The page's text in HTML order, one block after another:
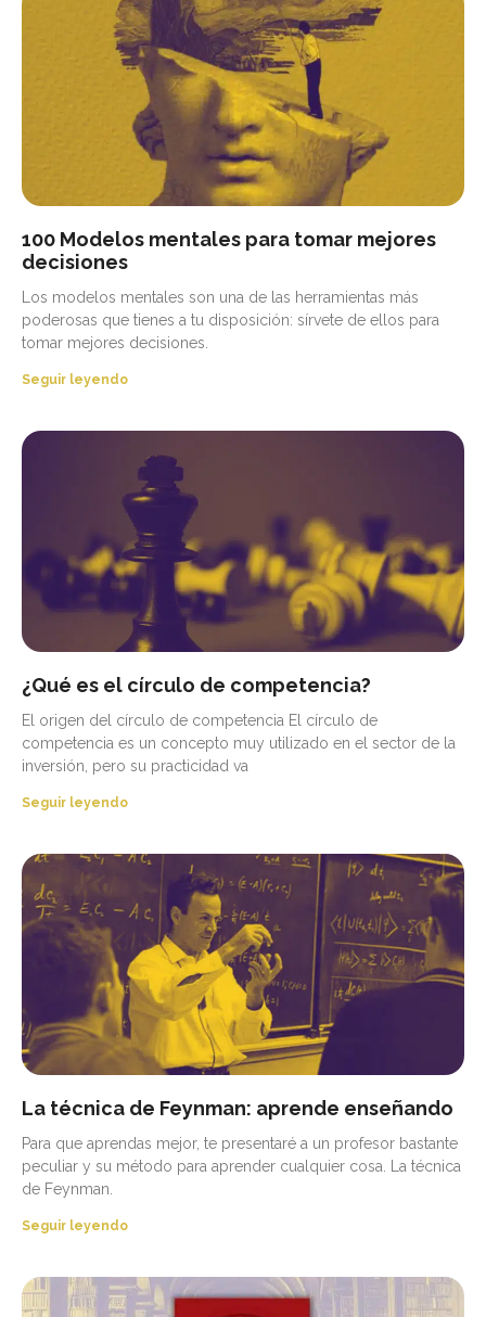
100 Modelos mentales para tomar mejores
decisiones
Los modelos mentales son una de las herramientas más
poderosas que tienes a tu disposición: sírvete de ellos para
tomar mejores decisiones.
Seguir leyendo
¿Qué es el círculo de competencia?
El origen del círculo de competencia El círculo de
competencia es un concepto muy utilizado en el sector de la
inversión, pero su practicidad va
Seguir leyendo
La técnica de Feynman: aprende enseñando
Para que aprendas mejor, te presentaré a un profesor bastante
peculiar y su método para aprender cualquier cosa. La técnica
de Feynman.
Seguir leyendo